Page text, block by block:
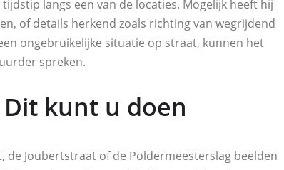
langs een van de locaties. Mogelijk heeft hij
of details herkend zoals richting van wegrijdend
ongebruikelijke situatie op straat, kunnen het
spreken.
kunt u doen
Joubertstraat of de Poldermeesterslag beelden